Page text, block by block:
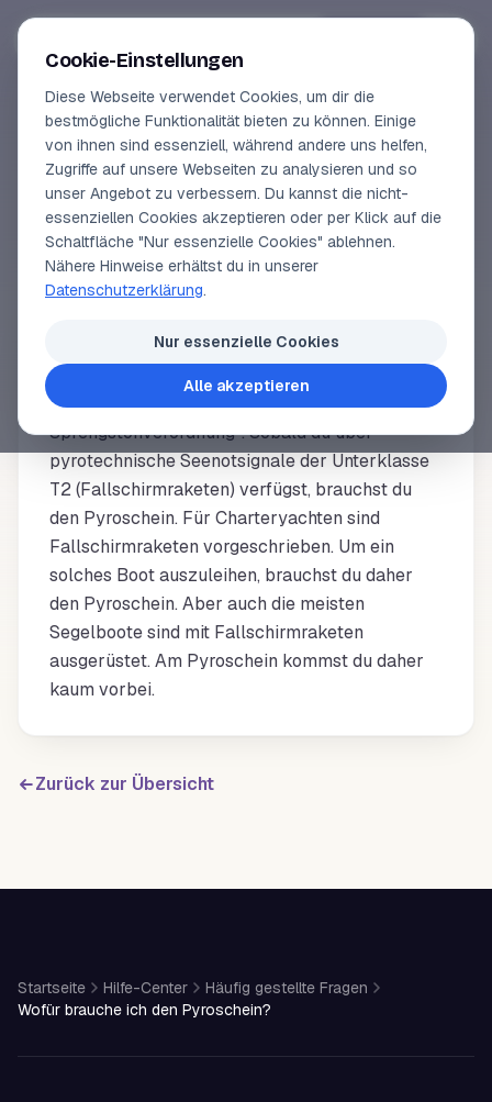
Online-Kurse
Vorschau
Erfahrungen
Lehrbuchautor
HÄUFIG GESTELLTE FRAGEN
Wofür brauche ich den
Pyroschein?
Genau genommen heißt der Pyroschein
"Fachkundenachweis (FKN) für
Seenotsignalmittel gemäß § 1 Absatz 3.1
Sprengstoffverordnung". Sobald du über
pyrotechnische Seenotsignale der Unterklasse
T2 (Fallschirmraketen) verfügst, brauchst du
den Pyroschein. Für Charteryachten sind
Fallschirmraketen vorgeschrieben. Um ein
solches Boot auszuleihen, brauchst du daher
den Pyroschein. Aber auch die meisten
Segelboote sind mit Fallschirmraketen
ausgerüstet. Am Pyroschein kommst du daher
kaum vorbei.
Zurück zur Übersicht
Startseite Hilfe-Center
Häufig gestellte Fragen
Wofür brauche ich den Pyroschein?
Cookie-Einstellungen
Diese Webseite verwendet Cookies, um dir die
bestmögliche Funktionalität bieten zu können. Einige
von ihnen sind essenziell, während andere uns helfen,
Zugriffe auf unsere Webseiten zu analysieren und so
unser Angebot zu verbessern. Du kannst die nicht-
essenziellen Cookies akzeptieren oder per Klick auf die
Schaltfläche "Nur essenzielle Cookies" ablehnen.
Nähere Hinweise erhältst du in unserer
Datenschutzerklärung.
Nur essenzielle Cookies
Alle akzeptieren